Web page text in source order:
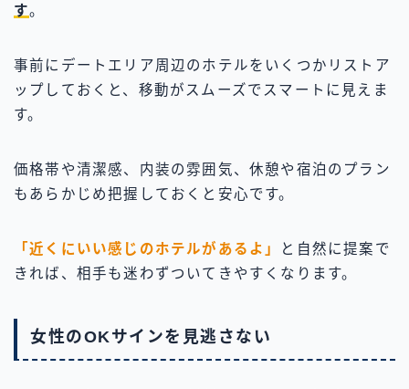
す。
事前にデートエリア周辺のホテルをいくつかリストア
ップしておくと、移動がスムーズでスマートに見えま
す。
価格帯や清潔感、内装の雰囲気、休憩や宿泊のプラン
もあらかじめ把握しておくと安心です。
「近くにいい感じのホテルがあるよ」
と自然に提案で
きれば、相手も迷わずついてきやすくなります。
女性のOKサインを見逃さない